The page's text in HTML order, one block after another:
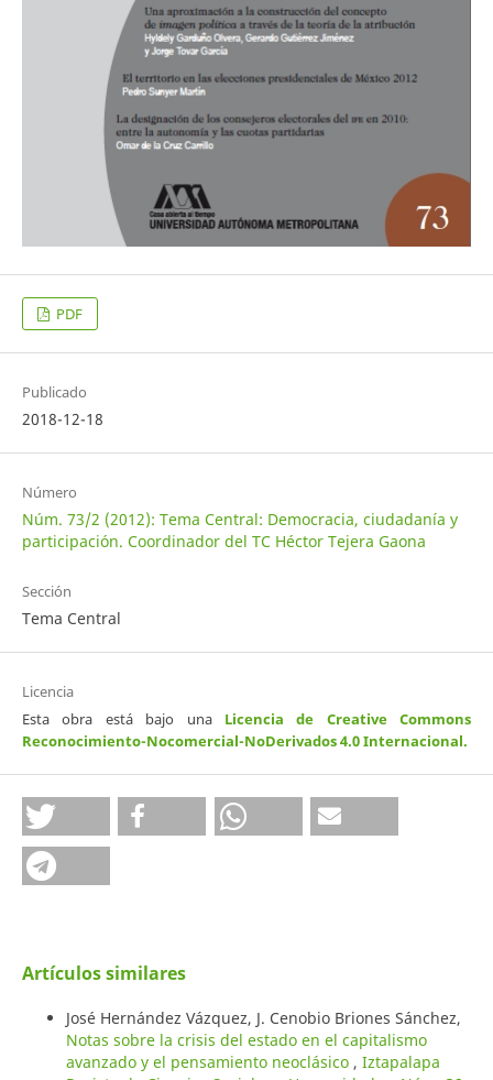
PDF
Publicado
2018-12-18
Número
Núm. 73/2 (2012): Tema Central: Democracia, ciudadanía y
participación. Coordinador del TC Héctor Tejera Gaona
Sección
Tema Central
Licencia
Esta obra está bajo una Licencia de Creative Commons
Reconocimiento-Nocomercial-NoDerivados 4.0 Internacional.
Artículos similares
José Hernández Vázquez, J. Cenobio Briones Sánchez,
Notas sobre la crisis del estado en el capitalismo
avanzado y el pensamiento neoclásico , Iztapalapa